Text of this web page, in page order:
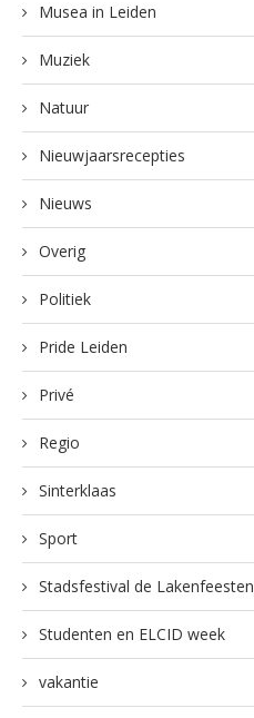
Musea in Leiden
Muziek
Natuur
Nieuwjaarsrecepties
Nieuws
Overig
Politiek
Pride Leiden
Privé
Regio
Sinterklaas
Sport
Stadsfestival de Lakenfeesten
Studenten en ELCID week
vakantie